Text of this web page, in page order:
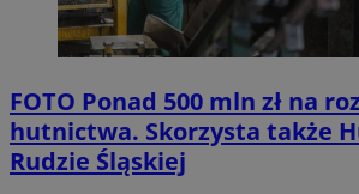
FOTO Ponad 500 mln zł na
hutnictwa. Skorzysta także
Rudzie Śląskiej